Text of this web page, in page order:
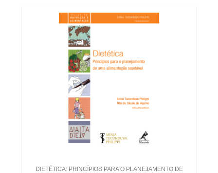
DIETÉTICA: PRINCÍPIOS PARA O PLANEJAMENTO DE